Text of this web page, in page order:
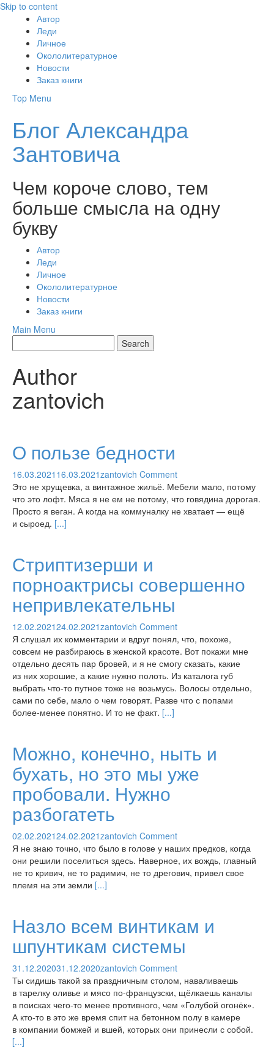
Skip to content
Автор
Леди
Личное
Окололитературное
Новости
Заказ книги
Top Menu
Блог Александра
Зантовича
Чем короче слово, тем
больше смысла на одну
букву
Автор
Леди
Личное
Окололитературное
Новости
Заказ книги
Main Menu
Author
zantovich
О пользе бедности
16.03.2021 16.03.2021zantovich Comment
Это не хрущевка, а винтажное жильё. Мебели мало, потому
что это лофт. Мяса я не ем не потому, что говядина дорогая.
Просто я веган. А когда на коммуналку не хватает — ещё
и сыроед. [...]
Стриптизерши и
порноактрисы совершенно
непривлекательны
12.02.202124.02.2021zantovich Comment
Я слушал их комментарии и вдруг понял, что, похоже,
совсем не разбираюсь в женской красоте. Вот покажи мне
отдельно десять пар бровей, и я не смогу сказать, какие
из них хорошие, а какие нужно полоть. Из каталога губ
выбрать что-то путное тоже не возьмусь. Волосы отдельно,
сами по себе, мало о чем говорят. Разве что с попами
более-менее понятно. И то не факт. [...]
Можно, конечно, ныть и
бухать, но это мы уже
пробовали. Нужно
разбогатеть
02.02.202124.02.2021zantovich Comment
Я не знаю точно, что было в голове у наших предков, когда
они решили поселиться здесь. Наверное, их вождь, главный
не то кривич, не то радимич, не то дрегович, привел свое
племя на эти земли [...]
Назло всем винтикам и
шпунтикам системы
31.12.202031.12.2020zantovich Comment
Ты сидишь такой за праздничным столом, наваливаешь
в тарелку оливье и мясо по-французски, щёлкаешь каналы
в поисках чего-то менее противного, чем «Голубой огонёк».
А кто-то в это же время спит на бетонном полу в камере
в компании бомжей и вшей, которых они принесли с собой.
[...]